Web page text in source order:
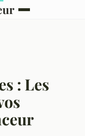
: Les